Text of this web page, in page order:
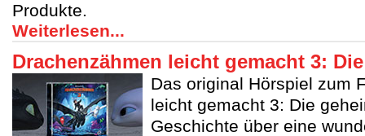
Produkte.
Weiterlesen...
Drachenzähmen leicht gemacht 3:
Das original Hörspiel zum
leicht gemacht 3: Die
Geschichte über eine